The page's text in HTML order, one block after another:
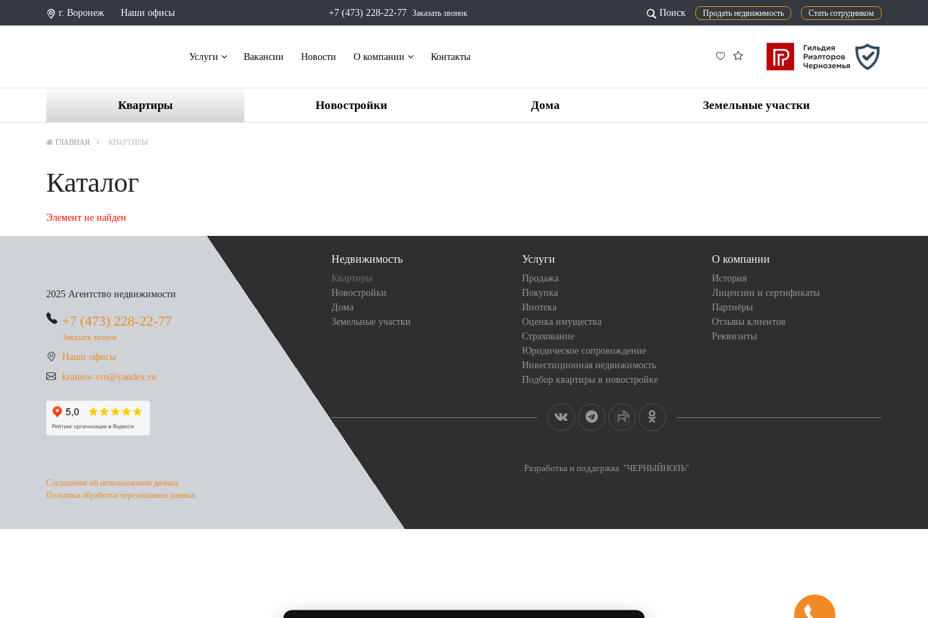
г. Воронеж Наши офисы +7 (473) 228-22-77 Заказать звонок Поиск Продать недвижимость Стать сотрудником
Услуги Вакансии Новости О компании Контакты
Квартиры Новостройки Дома Земельные участки
ГЛАВНАЯ КВАРТИРЫ
Каталог
Элемент не найден
2025 Агентство недвижимости
+7 (473) 228-22-77
Заказать звонок
Наши офисы
krainov-vrn@yandex.ru
Соглашение об использовании данных
Политика обработки персональныз данных
Недвижимость
Квартиры
Новостройки
Дома
Земельные участки
Услуги
Продажа
Покупка
Ипотека
Оценка имущества
Страхование
Юридическое сопровождение
Инвестиционная недвижимость
Подбор квартиры в новостройке
О компании
История
Лицензии и сертификаты
Партнёры
Отзывы клиентов
Реквизиты
Разработка и поддержка "ЧЕРНЫЙНОЛЬ"